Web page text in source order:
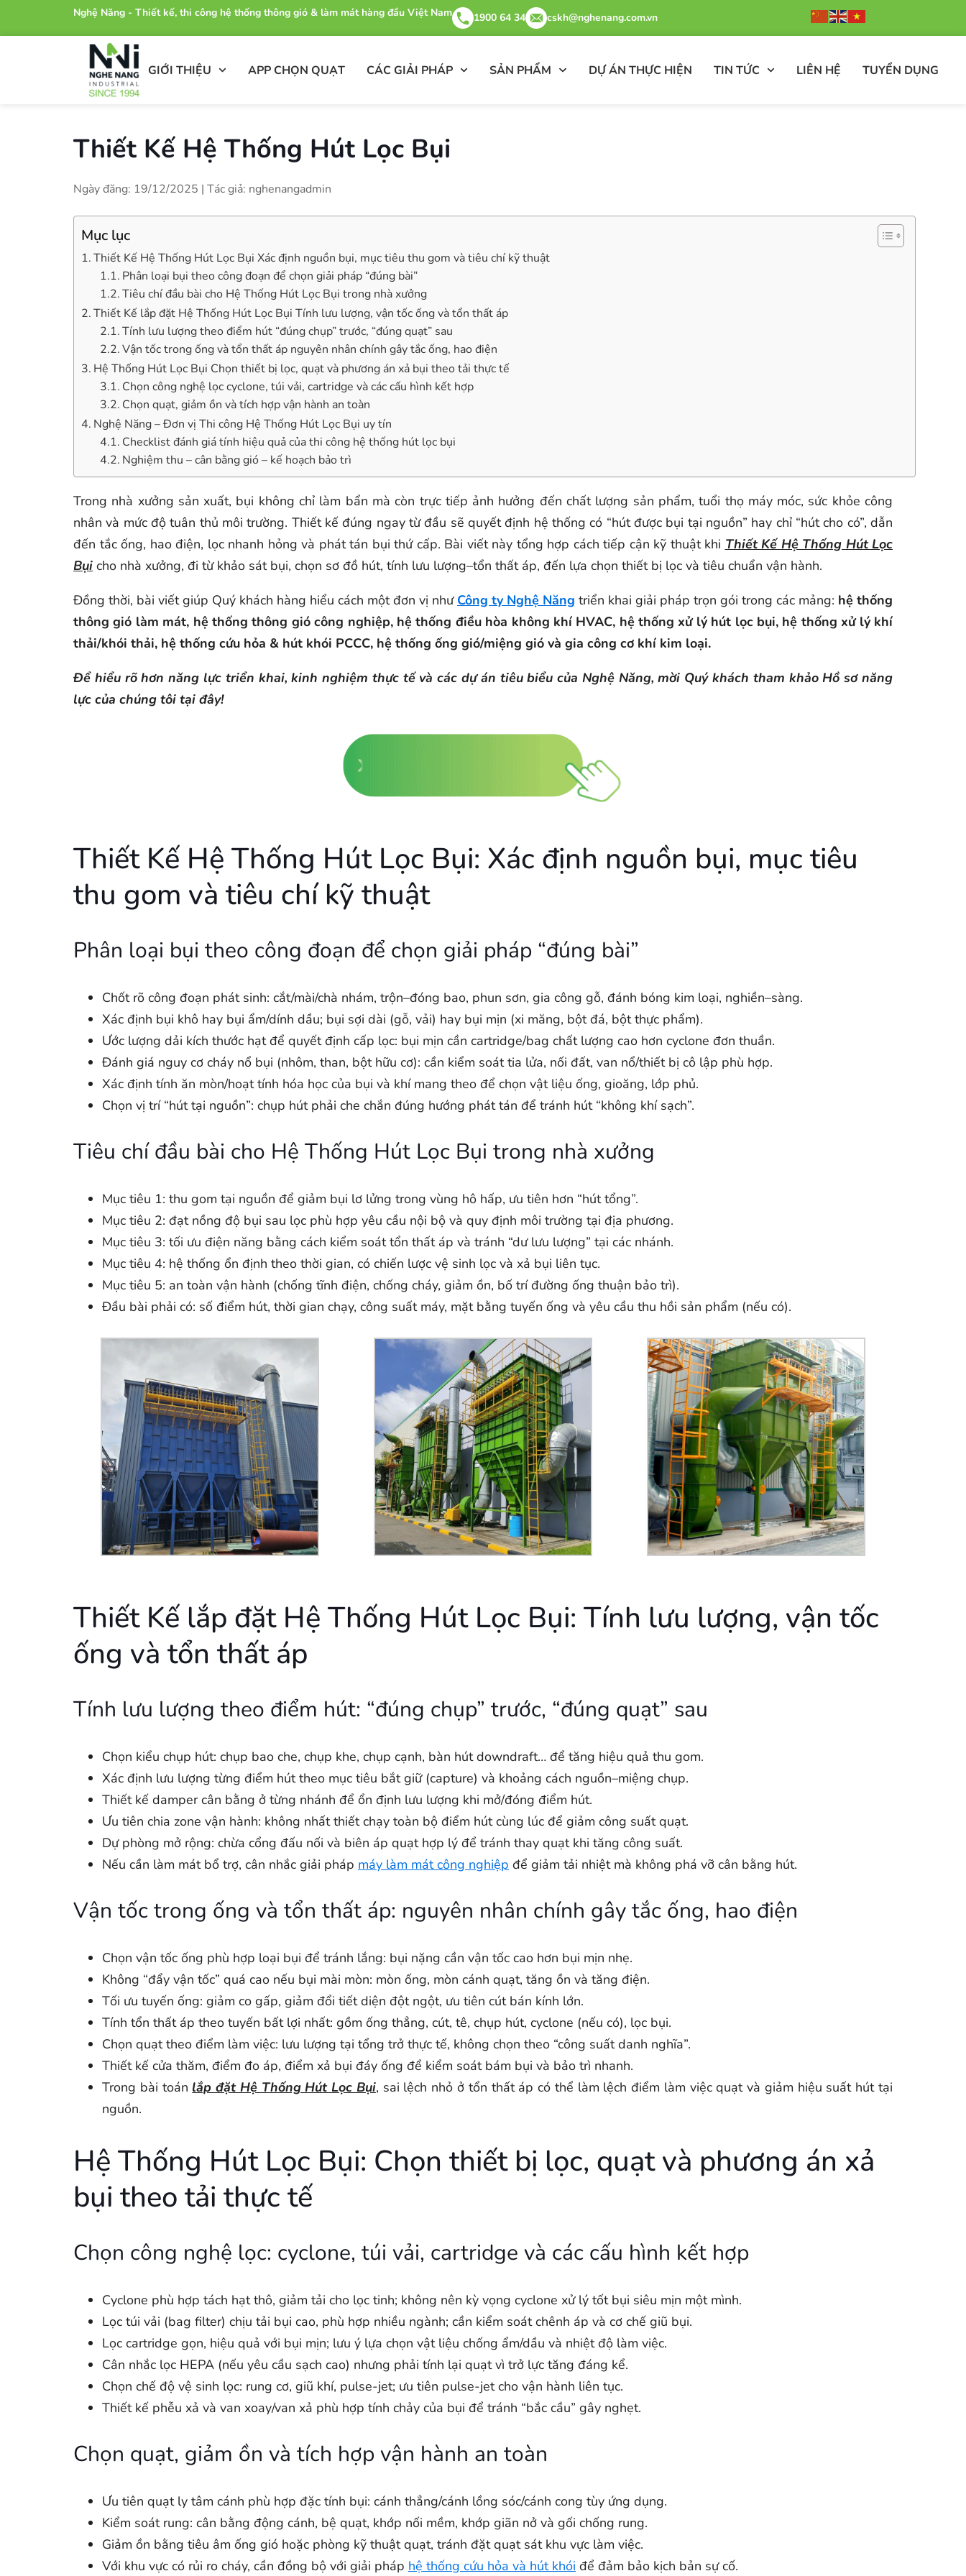
Nghệ Năng - Thiết kế, thi công hệ thống thông gió & làm mát hàng đầu Việt Nam 1900 64 34 cskh@nghenang.com.vn
GIỚI THIỆU APP CHỌN QUẠT CÁC GIẢI PHÁP SẢN PHẨM DỰ ÁN THỰC HIỆN TIN TỨC LIÊN HỆ TUYỂN DỤNG
Thiết Kế Hệ Thống Hút Lọc Bụi
Ngày đăng: 19/12/2025 | Tác giả: nghenangadmin
Mục lục
Thiết Kế Hệ Thống Hút Lọc Bụi Xác định nguồn bụi, mục tiêu thu gom và tiêu chí kỹ thuật
Phân loại bụi theo công đoạn để chọn giải pháp “đúng bài”
Tiêu chí đầu bài cho Hệ Thống Hút Lọc Bụi trong nhà xưởng
Thiết Kế lắp đặt Hệ Thống Hút Lọc Bụi Tính lưu lượng, vận tốc ống và tổn thất áp
Tính lưu lượng theo điểm hút “đúng chụp” trước, “đúng quạt” sau
Vận tốc trong ống và tổn thất áp nguyên nhân chính gây tắc ống, hao điện
Hệ Thống Hút Lọc Bụi Chọn thiết bị lọc, quạt và phương án xả bụi theo tải thực tế
Chọn công nghệ lọc cyclone, túi vải, cartridge và các cấu hình kết hợp
Chọn quạt, giảm ồn và tích hợp vận hành an toàn
Nghệ Năng – Đơn vị Thi công Hệ Thống Hút Lọc Bụi uy tín
Checklist đánh giá tính hiệu quả của thi công hệ thống hút lọc bụi
Nghiệm thu – cân bằng gió – kế hoạch bảo trì
Trong nhà xưởng sản xuất, bụi không chỉ làm bẩn mà còn trực tiếp ảnh hưởng đến chất lượng sản phẩm, tuổi thọ máy móc, sức khỏe công
nhân và mức độ tuân thủ môi trường. Thiết kế đúng ngay từ đầu sẽ quyết định hệ thống có “hút được bụi tại nguồn” hay chỉ “hút cho có”, dẫn
đến tắc ống, hao điện, lọc nhanh hỏng và phát tán bụi thứ cấp. Bài viết này tổng hợp cách tiếp cận kỹ thuật khi Thiết Kế Hệ Thống Hút Lọc
Bụi cho nhà xưởng, đi từ khảo sát bụi, chọn sơ đồ hút, tính lưu lượng–tổn thất áp, đến lựa chọn thiết bị lọc và tiêu chuẩn vận hành.
Đồng thời, bài viết giúp Quý khách hàng hiểu cách một đơn vị như Công ty Nghệ Năng triển khai giải pháp trọn gói trong các mảng: hệ thống
thông gió làm mát, hệ thống thông gió công nghiệp, hệ thống điều hòa không khí HVAC, hệ thống xử lý hút lọc bụi, hệ thống xử lý khí
thải/khói thải, hệ thống cứu hỏa & hút khói PCCC, hệ thống ống gió/miệng gió và gia công cơ khí kim loại.
Để hiểu rõ hơn năng lực triển khai, kinh nghiệm thực tế và các dự án tiêu biểu của Nghệ Năng, mời Quý khách tham khảo Hồ sơ năng
lực của chúng tôi tại đây!
Thiết Kế Hệ Thống Hút Lọc Bụi: Xác định nguồn bụi, mục tiêu
thu gom và tiêu chí kỹ thuật
Phân loại bụi theo công đoạn để chọn giải pháp “đúng bài”
Chốt rõ công đoạn phát sinh: cắt/mài/chà nhám, trộn–đóng bao, phun sơn, gia công gỗ, đánh bóng kim loại, nghiền–sàng.
Xác định bụi khô hay bụi ẩm/dính dầu; bụi sợi dài (gỗ, vải) hay bụi mịn (xi măng, bột đá, bột thực phẩm).
Ước lượng dải kích thước hạt để quyết định cấp lọc: bụi mịn cần cartridge/bag chất lượng cao hơn cyclone đơn thuần.
Đánh giá nguy cơ cháy nổ bụi (nhôm, than, bột hữu cơ): cần kiểm soát tia lửa, nối đất, van nổ/thiết bị cô lập phù hợp.
Xác định tính ăn mòn/hoạt tính hóa học của bụi và khí mang theo để chọn vật liệu ống, gioăng, lớp phủ.
Chọn vị trí “hút tại nguồn”: chụp hút phải che chắn đúng hướng phát tán để tránh hút “không khí sạch”.
Tiêu chí đầu bài cho Hệ Thống Hút Lọc Bụi trong nhà xưởng
Mục tiêu 1: thu gom tại nguồn để giảm bụi lơ lửng trong vùng hô hấp, ưu tiên hơn “hút tổng”.
Mục tiêu 2: đạt nồng độ bụi sau lọc phù hợp yêu cầu nội bộ và quy định môi trường tại địa phương.
Mục tiêu 3: tối ưu điện năng bằng cách kiểm soát tổn thất áp và tránh “dư lưu lượng” tại các nhánh.
Mục tiêu 4: hệ thống ổn định theo thời gian, có chiến lược vệ sinh lọc và xả bụi liên tục.
Mục tiêu 5: an toàn vận hành (chống tĩnh điện, chống cháy, giảm ồn, bố trí đường ống thuận bảo trì).
Đầu bài phải có: số điểm hút, thời gian chạy, công suất máy, mặt bằng tuyến ống và yêu cầu thu hồi sản phẩm (nếu có).
Thiết Kế lắp đặt Hệ Thống Hút Lọc Bụi: Tính lưu lượng, vận tốc
ống và tổn thất áp
Tính lưu lượng theo điểm hút: “đúng chụp” trước, “đúng quạt” sau
Chọn kiểu chụp hút: chụp bao che, chụp khe, chụp cạnh, bàn hút downdraft… để tăng hiệu quả thu gom.
Xác định lưu lượng từng điểm hút theo mục tiêu bắt giữ (capture) và khoảng cách nguồn–miệng chụp.
Thiết kế damper cân bằng ở từng nhánh để ổn định lưu lượng khi mở/đóng điểm hút.
Ưu tiên chia zone vận hành: không nhất thiết chạy toàn bộ điểm hút cùng lúc để giảm công suất quạt.
Dự phòng mở rộng: chừa cổng đấu nối và biên áp quạt hợp lý để tránh thay quạt khi tăng công suất.
Nếu cần làm mát bổ trợ, cân nhắc giải pháp máy làm mát công nghiệp để giảm tải nhiệt mà không phá vỡ cân bằng hút.
Vận tốc trong ống và tổn thất áp: nguyên nhân chính gây tắc ống, hao điện
Chọn vận tốc ống phù hợp loại bụi để tránh lắng: bụi nặng cần vận tốc cao hơn bụi mịn nhẹ.
Không “đẩy vận tốc” quá cao nếu bụi mài mòn: mòn ống, mòn cánh quạt, tăng ồn và tăng điện.
Tối ưu tuyến ống: giảm co gấp, giảm đổi tiết diện đột ngột, ưu tiên cút bán kính lớn.
Tính tổn thất áp theo tuyến bất lợi nhất: gồm ống thẳng, cút, tê, chụp hút, cyclone (nếu có), lọc bụi.
Chọn quạt theo điểm làm việc: lưu lượng tại tổng trở thực tế, không chọn theo “công suất danh nghĩa”.
Thiết kế cửa thăm, điểm đo áp, điểm xả bụi đáy ống để kiểm soát bám bụi và bảo trì nhanh.
Trong bài toán lắp đặt Hệ Thống Hút Lọc Bụi, sai lệch nhỏ ở tổn thất áp có thể làm lệch điểm làm việc quạt và giảm hiệu suất hút tại
nguồn.
Hệ Thống Hút Lọc Bụi: Chọn thiết bị lọc, quạt và phương án xả
bụi theo tải thực tế
Chọn công nghệ lọc: cyclone, túi vải, cartridge và các cấu hình kết hợp
Cyclone phù hợp tách hạt thô, giảm tải cho lọc tinh; không nên kỳ vọng cyclone xử lý tốt bụi siêu mịn một mình.
Lọc túi vải (bag filter) chịu tải bụi cao, phù hợp nhiều ngành; cần kiểm soát chênh áp và cơ chế giũ bụi.
Lọc cartridge gọn, hiệu quả với bụi mịn; lưu ý lựa chọn vật liệu chống ẩm/dầu và nhiệt độ làm việc.
Cân nhắc lọc HEPA (nếu yêu cầu sạch cao) nhưng phải tính lại quạt vì trở lực tăng đáng kể.
Chọn chế độ vệ sinh lọc: rung cơ, giũ khí, pulse-jet; ưu tiên pulse-jet cho vận hành liên tục.
Thiết kế phễu xả và van xoay/van xả phù hợp tính chảy của bụi để tránh “bắc cầu” gây nghẹt.
Chọn quạt, giảm ồn và tích hợp vận hành an toàn
Ưu tiên quạt ly tâm cánh phù hợp đặc tính bụi: cánh thẳng/cánh lồng sóc/cánh cong tùy ứng dụng.
Kiểm soát rung: cân bằng động cánh, bệ quạt, khớp nối mềm, khớp giãn nở và gối chống rung.
Giảm ồn bằng tiêu âm ống gió hoặc phòng kỹ thuật quạt, tránh đặt quạt sát khu vực làm việc.
Với khu vực có rủi ro cháy, cần đồng bộ với giải pháp hệ thống cứu hỏa và hút khói để đảm bảo kịch bản sự cố.